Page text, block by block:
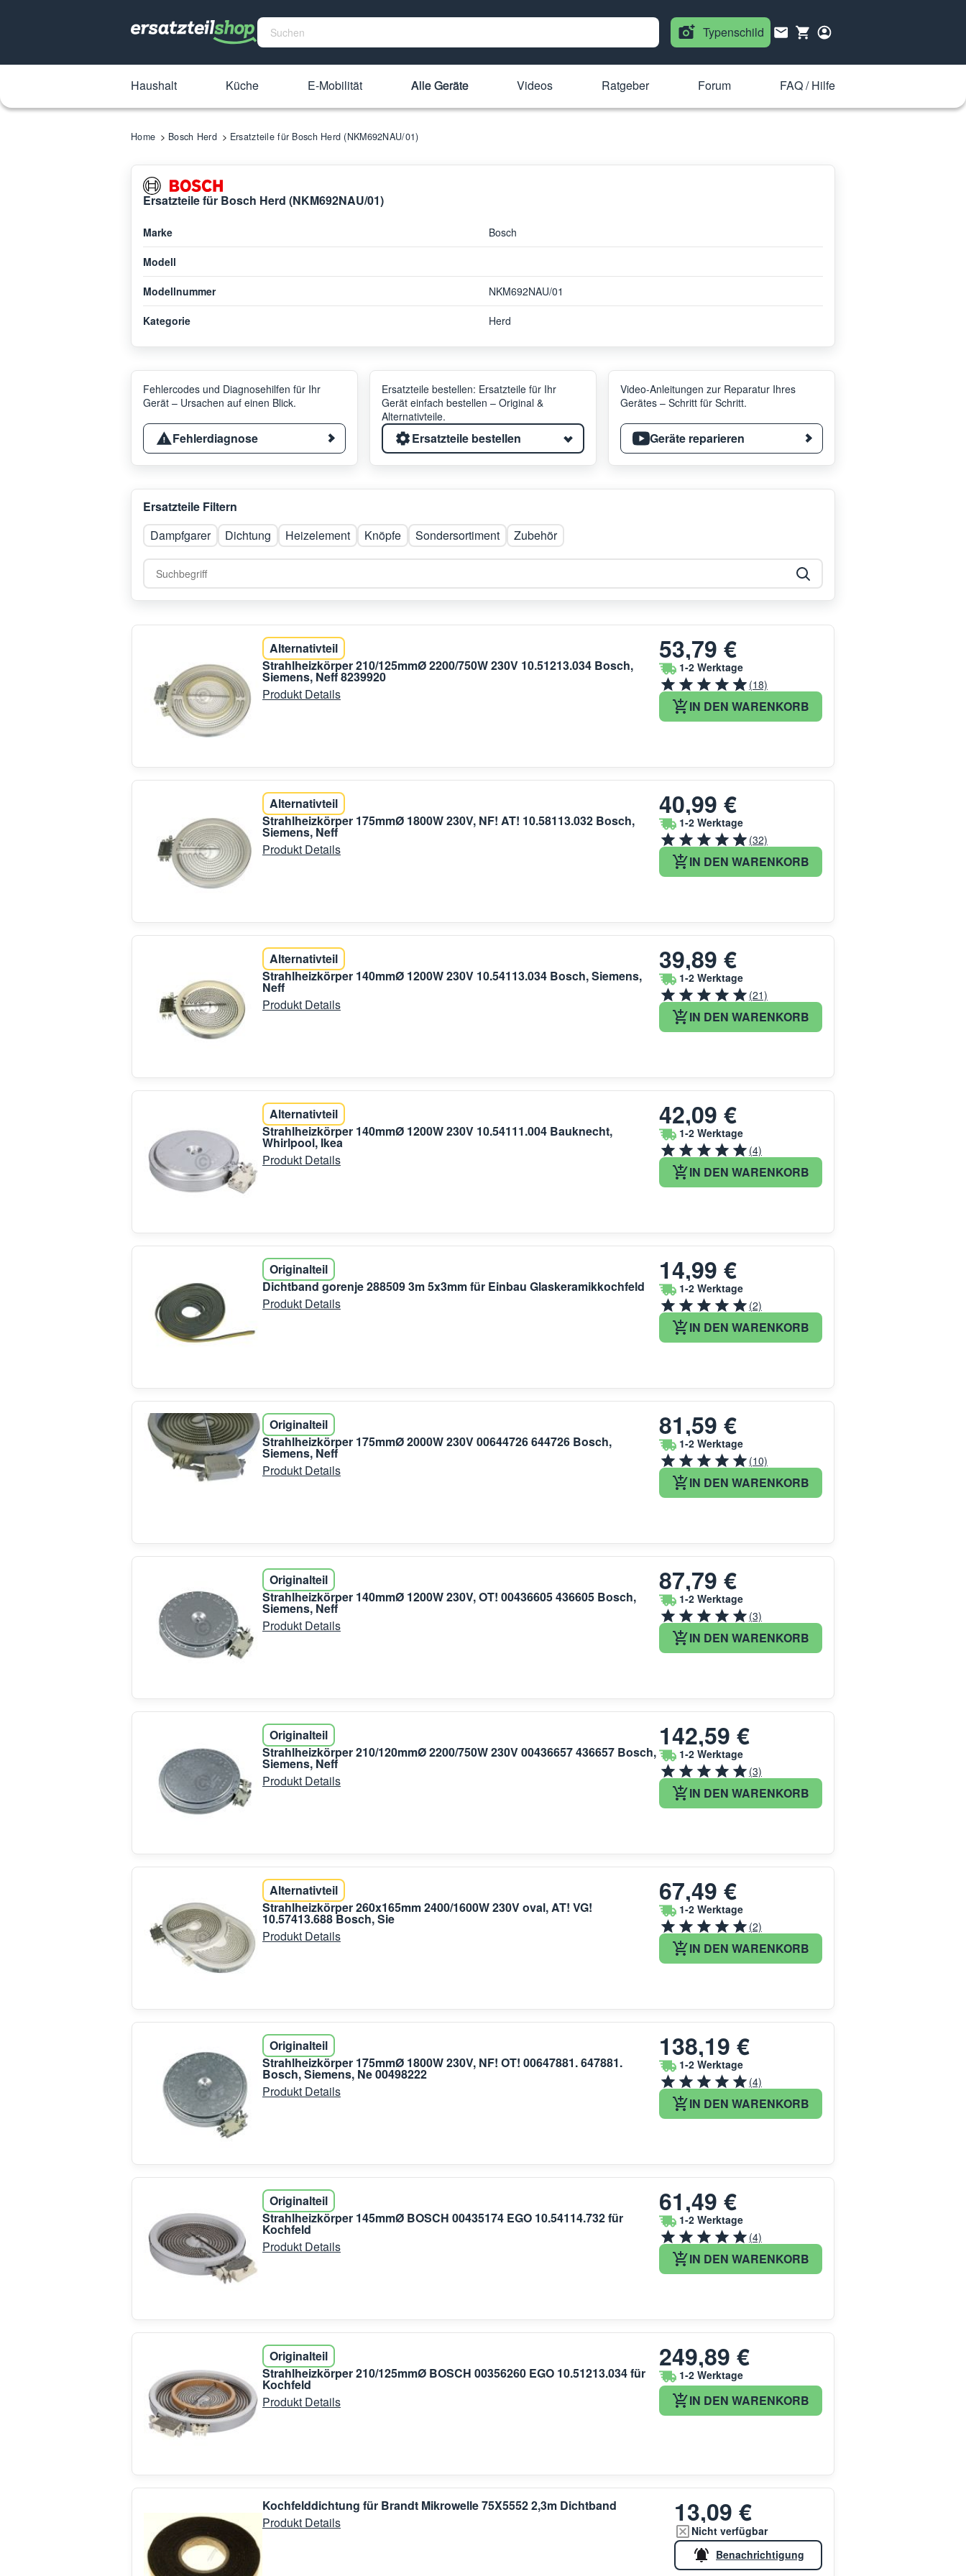
Typenschild
Haushalt Küche E-Mobilität Alle Geräte Videos Ratgeber Forum FAQ / Hilfe
Home Bosch Herd Ersatzteile für Bosch Herd (NKM692NAU/01)
Ersatzteile für Bosch Herd (NKM692NAU/01)
Marke Bosch
Modell
Modellnummer NKM692NAU/01
Kategorie Herd
Fehlercodes und Diagnosehilfen für Ihr
Gerät – Ursachen auf einen Blick.
Fehlerdiagnose
Ersatzteile bestellen: Ersatzteile für Ihr
Gerät einfach bestellen – Original &
Alternativteile.
Ersatzteile bestellen
Video-Anleitungen zur Reparatur Ihres
Gerätes – Schritt für Schritt.
Geräte reparieren
Ersatzteile Filtern
Dampfgarer
Dichtung Heizelement Knöpfe Sondersortiment Zubehör
Alternativteil
Strahlheizkörper 210/125mmØ 2200/750W 230V 10.51213.034 Bosch,
Siemens, Neff 8239920
Produkt Details
53,79 €
1-2 Werktage
(18)
IN DEN WARENKORB
Alternativteil
Strahlheizkörper 175mmØ 1800W 230V, NF! AT! 10.58113.032 Bosch,
Siemens, Neff
Produkt Details
40,99 €
1-2 Werktage
(32)
IN DEN WARENKORB
Alternativteil
Strahlheizkörper 140mmØ 1200W 230V 10.54113.034 Bosch, Siemens,
Neff
Produkt Details
39,89 €
1-2 Werktage
(21)
IN DEN WARENKORB
Alternativteil
Strahlheizkörper 140mmØ 1200W 230V 10.54111.004 Bauknecht,
Whirlpool, Ikea
Produkt Details
42,09 €
1-2 Werktage
(4)
IN DEN WARENKORB
Originalteil
Dichtband gorenje 288509 3m 5x3mm für Einbau Glaskeramikkochfeld
Produkt Details
14,99 €
1-2 Werktage
(2)
IN DEN WARENKORB
Originalteil
Strahlheizkörper 175mmØ 2000W 230V 00644726 644726 Bosch,
Siemens, Neff
Produkt Details
81,59 €
1-2 Werktage
(10)
IN DEN WARENKORB
Originalteil
Strahlheizkörper 140mmØ 1200W 230V, OT! 00436605 436605 Bosch,
Siemens, Neff
Produkt Details
87,79 €
1-2 Werktage
(3)
IN DEN WARENKORB
Originalteil
Strahlheizkörper 210/120mmØ 2200/750W 230V 00436657 436657 Bosch,
Siemens, Neff
Produkt Details
142,59 €
1-2 Werktage
(3)
IN DEN WARENKORB
Alternativteil
Strahlheizkörper 260x165mm 2400/1600W 230V oval, AT! VG!
10.57413.688 Bosch, Sie
Produkt Details
67,49 €
1-2 Werktage
(2)
IN DEN WARENKORB
Originalteil
Strahlheizkörper 175mmØ 1800W 230V, NF! OT! 00647881. 647881.
Bosch, Siemens, Ne 00498222
Produkt Details
138,19 €
1-2 Werktage
(4)
IN DEN WARENKORB
Originalteil
Strahlheizkörper 145mmØ BOSCH 00435174 EGO 10.54114.732 für
Kochfeld
Produkt Details
61,49 €
1-2 Werktage
(4)
IN DEN WARENKORB
Originalteil
Strahlheizkörper 210/125mmØ BOSCH 00356260 EGO 10.51213.034 für
Kochfeld
Produkt Details
249,89 €
1-2 Werktage
IN DEN WARENKORB
Kochfelddichtung für Brandt Mikrowelle 75X5552 2,3m Dichtband
Produkt Details
13,09 €
Nicht verfügbar
Benachrichtigung